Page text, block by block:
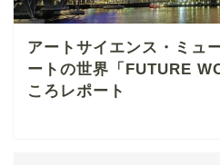
アートサイエンス・ミュ
ートの世界「FUTURE
ころレポート